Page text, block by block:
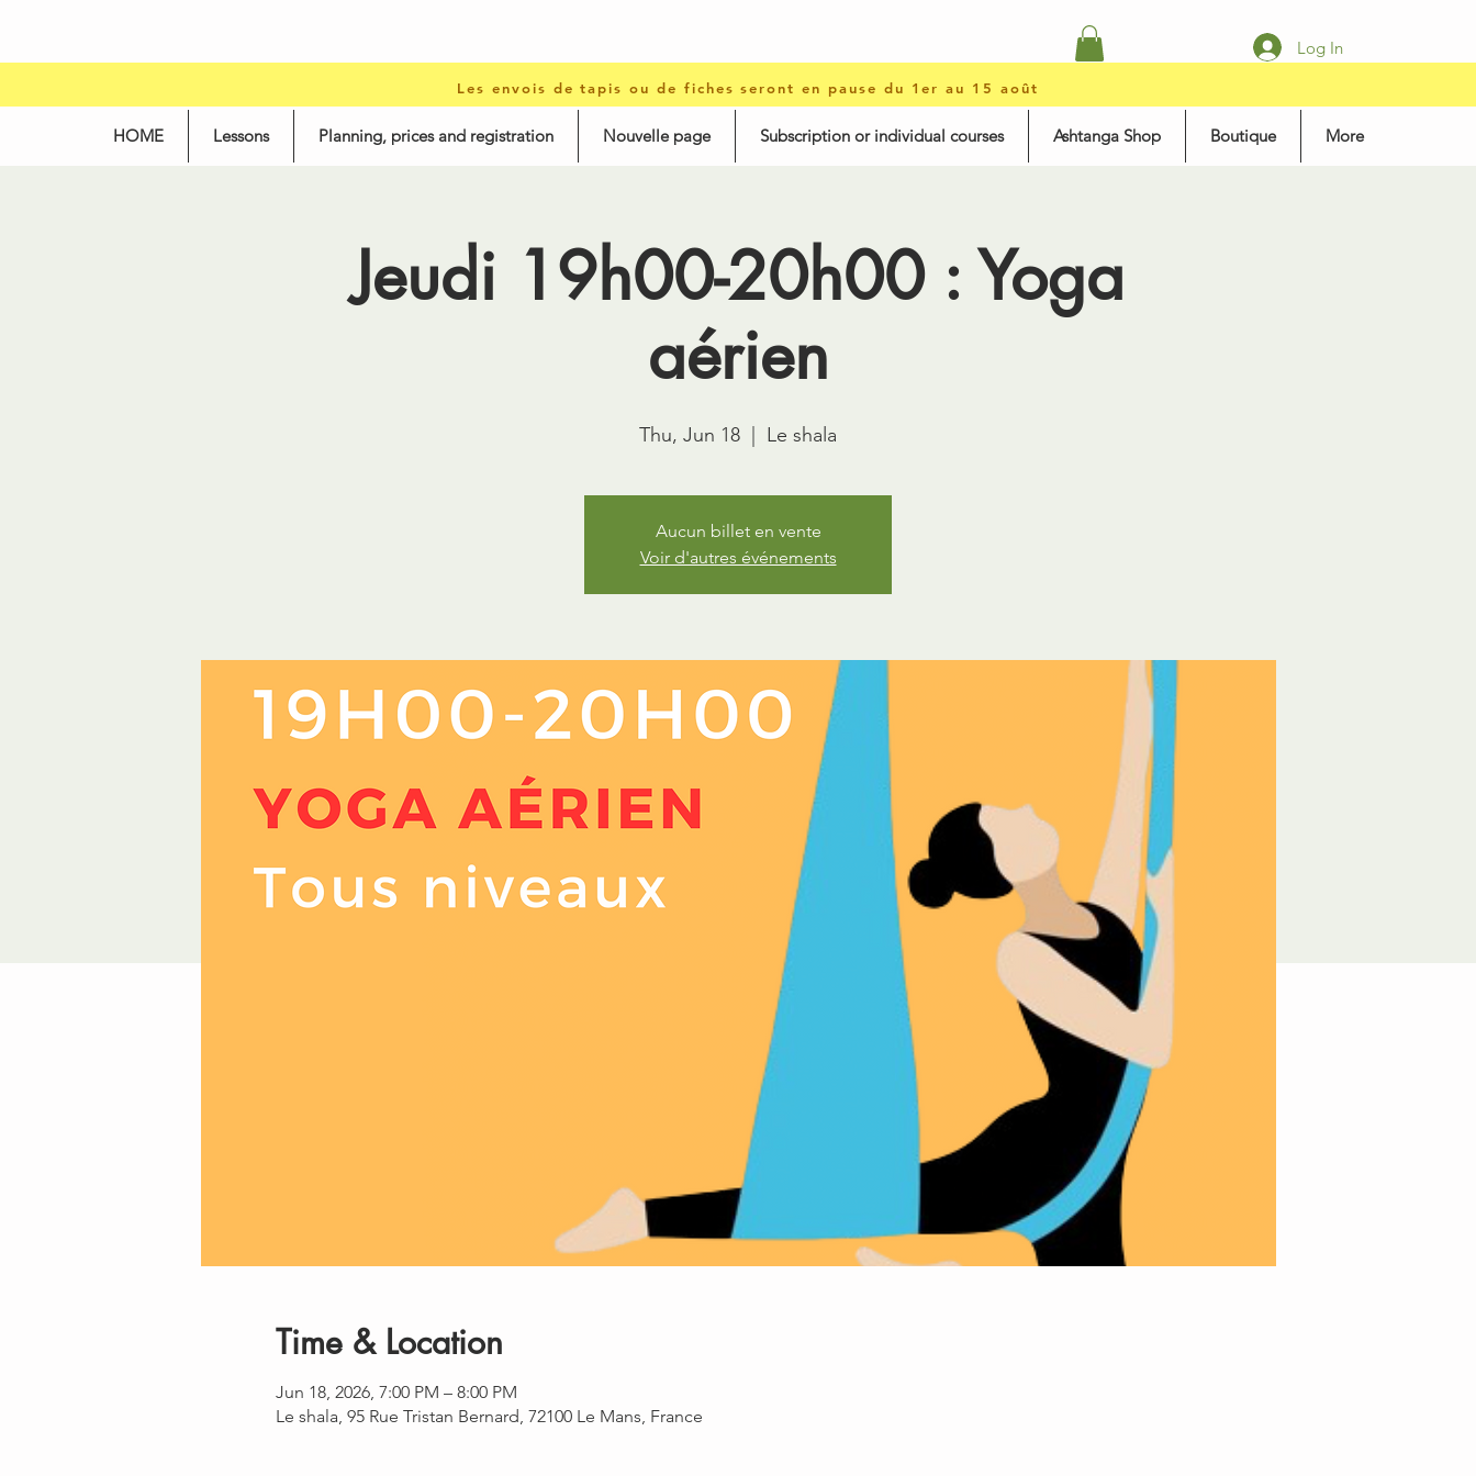
Log In
Les envois de tapis ou de fiches seront en pause du 1er au 15 août
HOME Lessons Planning, prices and registration Nouvelle page Subscription or individual courses Ashtanga Shop Boutique More
Jeudi 19h00-20h00 : Yoga
aérien
Thu, Jun 18 Le shala
Aucun billet en vente
Voir d'autres événements
Time & Location
Jun 18, 2026, 7:00 PM – 8:00 PM
Le shala, 95 Rue Tristan Bernard, 72100 Le Mans, France